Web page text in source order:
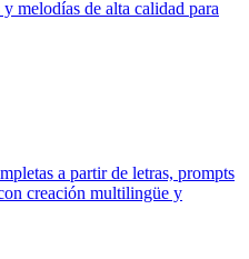
melodías de alta calidad para
a partir de letras, prompts
creación multilingüe y